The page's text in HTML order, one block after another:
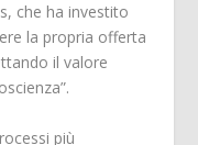
che ha investito
la propria offerta
il valore
più